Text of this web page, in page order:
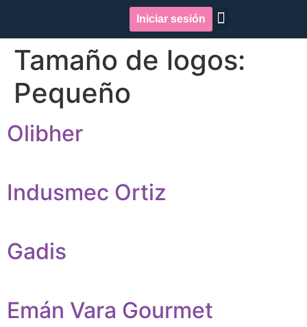
Iniciar sesión
Tamaño de logos:
Pequeño
Olibher
Indusmec Ortiz
Gadis
Emán Vara Gourmet